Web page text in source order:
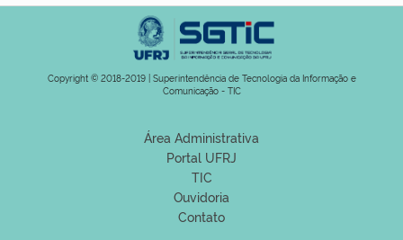
Copyright © 2018-2019 | Superintendência de Tecnologia da Informação e
Comunicação - TIC
Área Administrativa
Portal UFRJ
TIC
Ouvidoria
Contato